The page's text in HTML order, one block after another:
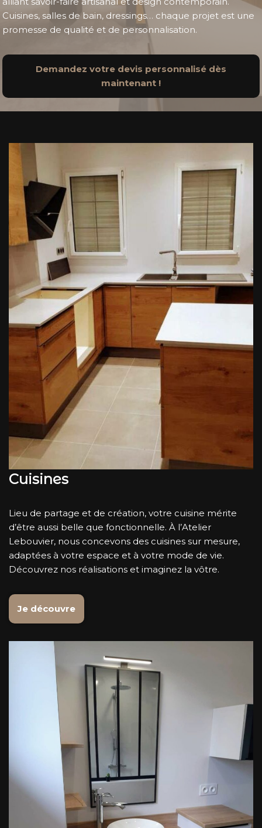
Cuisines, salles de bain, dressings… chaque projet est une
promesse de qualité et de personnalisation.
Demandez votre devis personnalisé dès
maintenant !
Cuisines
Lieu de partage et de création, votre cuisine mérite
d’être aussi belle que fonctionnelle. À l’Atelier
Lebouvier, nous concevons des cuisines sur mesure,
adaptées à votre espace et à votre mode de vie.
Découvrez nos réalisations et imaginez la vôtre.
Je découvre